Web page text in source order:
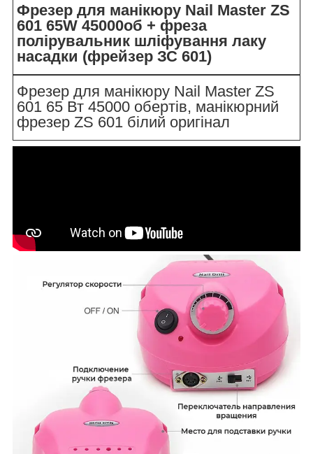
Фрезер для манікюру Nail Master ZS
601 65W 45000об + фреза
полірувальник шліфування лаку
насадки (фрейзер ЗС 601)
Фрезер для манікюру Nail Master ZS
601 65 Вт 45000 обертів, манікюрний
фрезер ZS 601 білий оригінал